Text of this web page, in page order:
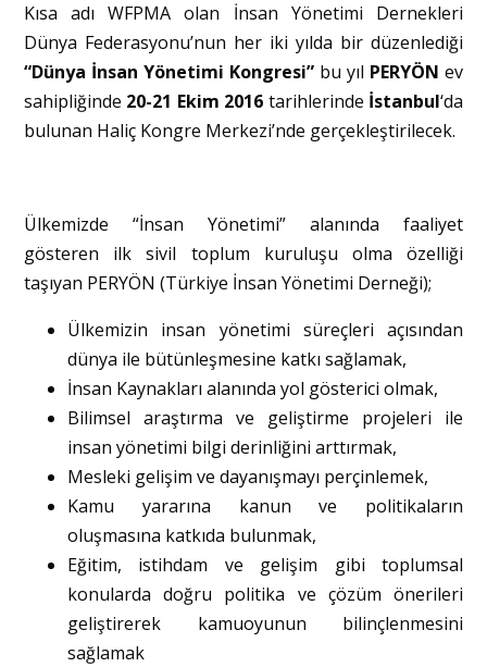
Kısa adı WFPMA olan İnsan Yönetimi Dernekleri
Dünya Federasyonu’nun her iki yılda bir düzenlediği
“Dünya İnsan Yönetimi Kongresi”bu yıl PERYÖN ev
sahipliğinde 20-21 Ekim 2016 tarihlerinde İstanbul‘da
bulunan Haliç Kongre Merkezi’nde gerçekleştirilecek.
Ülkemizde “İnsan Yönetimi” alanında faaliyet
gösteren ilk sivil toplum kuruluşu olma özelliği
taşıyan PERYÖN (Türkiye İnsan Yönetimi Derneği);
Ülkemizin insan yönetimi süreçleri açısından
dünya ile bütünleşmesine katkı sağlamak,
İnsan Kaynakları alanında yol gösterici olmak,
Bilimsel araştırma ve geliştirme projeleri ile
insan yönetimi bilgi derinliğini arttırmak,
Mesleki gelişim ve dayanışmayı perçinlemek,
Kamu yararına kanun ve politikaların
oluşmasına katkıda bulunmak,
Eğitim, istihdam ve gelişim gibi toplumsal
konularda doğru politika ve çözüm önerileri
geliştirerek kamuoyunun bilinçlenmesini
sağlamak